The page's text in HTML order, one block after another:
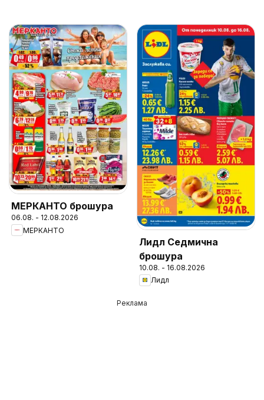
МЕРКАНТО брошура
06.08. - 12.08.2026
МЕРКАНТО
Лидл Седмична
брошура
10.08. - 16.08.2026
Лидл
Реклама